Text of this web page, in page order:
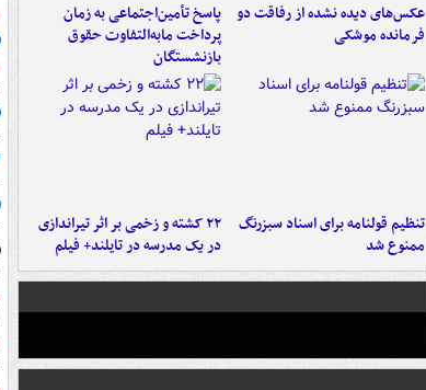
عکس‌های دیده نشده از رفاقت دو
فرمانده‌ موشکی
پاسخ تأمین‌اجتماعی به زمان
پرداخت مابه‌التفاوت حقوق
بازنشستگان
تنظیم قولنامه برای اسناد سبزرنگ
ممنوع شد
۲۲ کشته و زخمی بر اثر تیراندازی
در یک مدرسه در تایلند+ فیلم